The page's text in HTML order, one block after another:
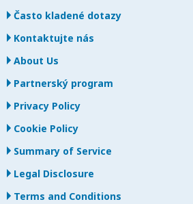
Často kladené dotazy
Kontaktujte nás
About Us
Partnerský program
Privacy Policy
Cookie Policy
Summary of Service
Legal Disclosure
Terms and Conditions